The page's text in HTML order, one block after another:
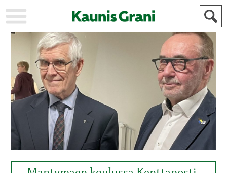
KAUPUNKI
AJANKOHTAISTA
URHEILU
KULTTUURI
HISTORIA
HISTORIA
YLEINEN
ALLMÄN
MAINOSTAJILLE
FÖR
ANNONSÖRER